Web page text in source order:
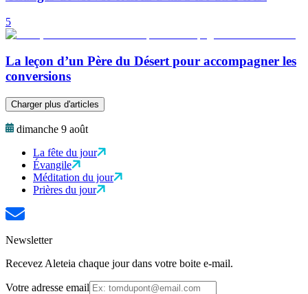
5
La leçon d’un Père du Désert pour accompagner les
conversions
Charger plus d'articles
dimanche 9 août
La fête du jour
Évangile
Méditation du jour
Prières du jour
Newsletter
Recevez Aleteia chaque jour dans votre boite e-mail.
Votre adresse email